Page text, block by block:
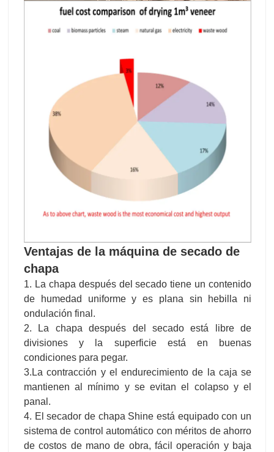
Ventajas de la máquina de secado de
chapa
1. La chapa después del secado tiene un contenido
de humedad uniforme y es plana sin hebilla ni
ondulación final.
2. La chapa después del secado está libre de
divisiones y la superficie está en buenas
condiciones para pegar.
3.La contracción y el endurecimiento de la caja se
mantienen al mínimo y se evitan el colapso y el
panal.
4. El secador de chapa Shine está equipado con un
sistema de control automático con méritos de ahorro
de costos de mano de obra, fácil operación y baja